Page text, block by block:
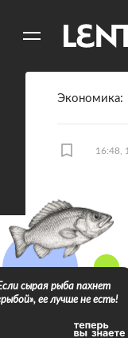
Экономика
16:48,
сырая рыба пахнет
ее лучше не есть!